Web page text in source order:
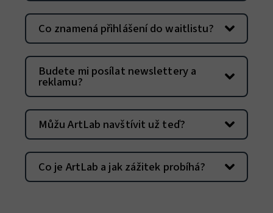
Co znamená přihlášení do waitlistu?
Budete mi posílat newslettery a
reklamu?
Můžu ArtLab navštívit už teď?
Co je ArtLab a jak zážitek probíhá?